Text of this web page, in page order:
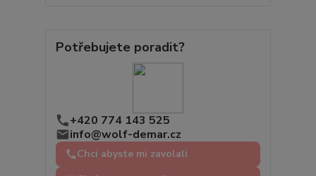
Potřebujete poradit?
+420 774 143 525
info@wolf-demar.cz
Chci abyste mi zavolali